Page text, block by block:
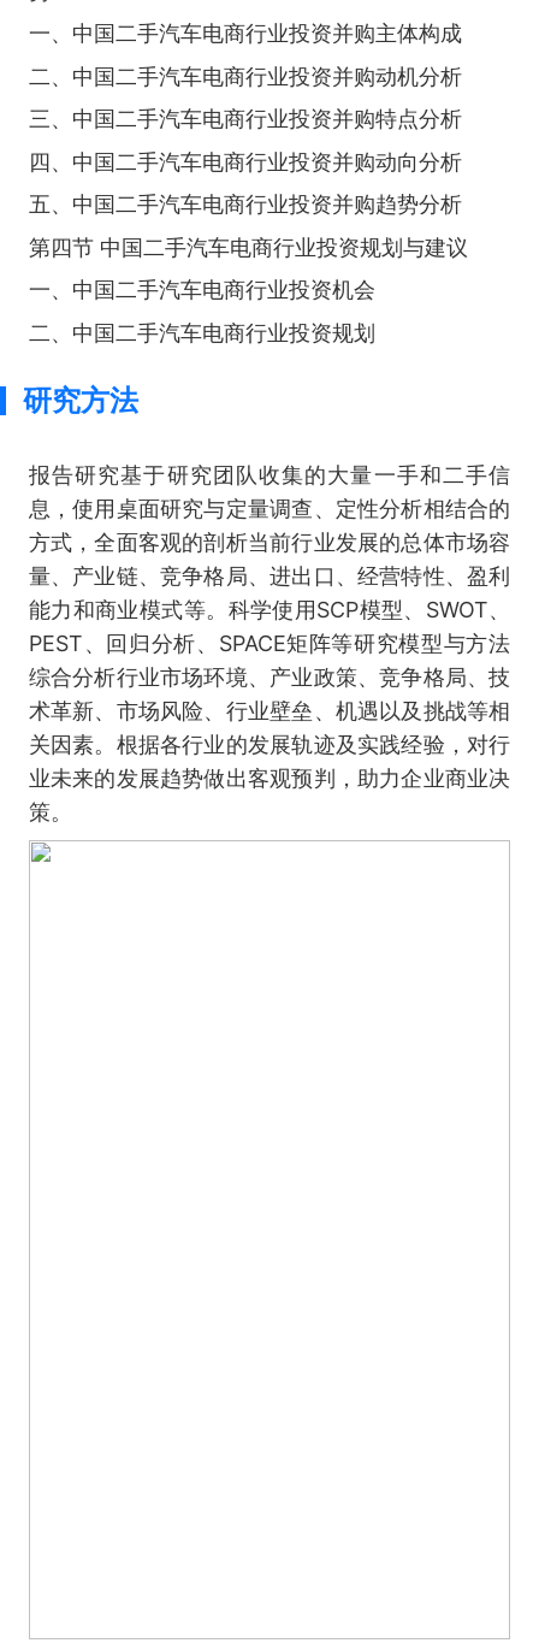
一、中国二手汽车电商行业投资并购主体构成
二、中国二手汽车电商行业投资并购动机分析
三、中国二手汽车电商行业投资并购特点分析
四、中国二手汽车电商行业投资并购动向分析
五、中国二手汽车电商行业投资并购趋势分析
第四节 中国二手汽车电商行业投资规划与建议
一、中国二手汽车电商行业投资机会
二、中国二手汽车电商行业投资规划
研究方法
报告研究基于研究团队收集的大量一手和二手信
息，使用桌面研究与定量调查、定性分析相结合的
方式，全面客观的剖析当前行业发展的总体市场容
量、产业链、竞争格局、进出口、经营特性、盈利
能力和商业模式等。科学使用SCP模型、SWOT、
PEST、回归分析、SPACE矩阵等研究模型与方法
综合分析行业市场环境、产业政策、竞争格局、技
术革新、市场风险、行业壁垒、机遇以及挑战等相
关因素。根据各行业的发展轨迹及实践经验，对行
业未来的发展趋势做出客观预判，助力企业商业决
策。